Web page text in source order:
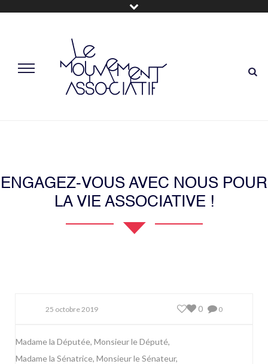
ENGAGEZ-VOUS AVEC NOUS POUR
LA VIE ASSOCIATIVE !
25 octobre 2019 0
0
Madame la Députée, Monsieur le Député,
Madame la Sénatrice, Monsieur le Sénateur,